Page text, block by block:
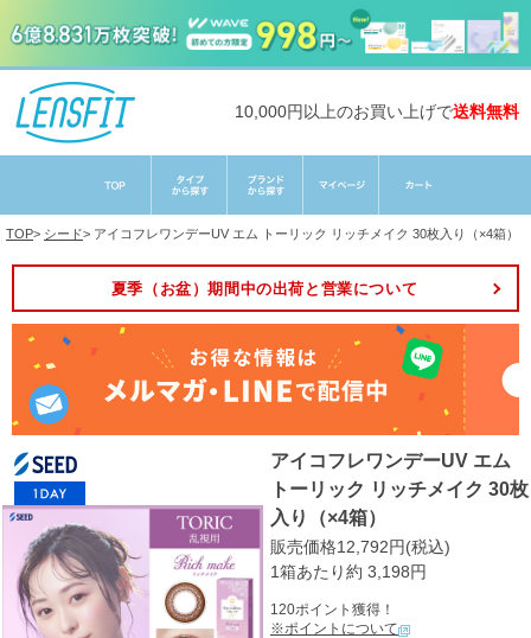
10,000円以上のお買い上げで送料無料
TOP> シード> アイコフレワンデーUV エム トーリック リッチメイク 30枚入り（×4箱）
夏季（お盆）期間中の出荷と営業について
アイコフレワンデーUV エム
トーリック リッチメイク 30枚
入り（×4箱）
販売価格12,792円(税込)
1箱あたり約 3,198円
120ポイント獲得！
※ポイントについて